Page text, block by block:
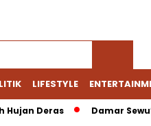
LIFESTYLE
Hujan Deras Damar